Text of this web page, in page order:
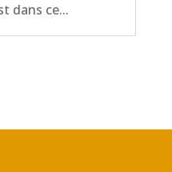
dans ce...